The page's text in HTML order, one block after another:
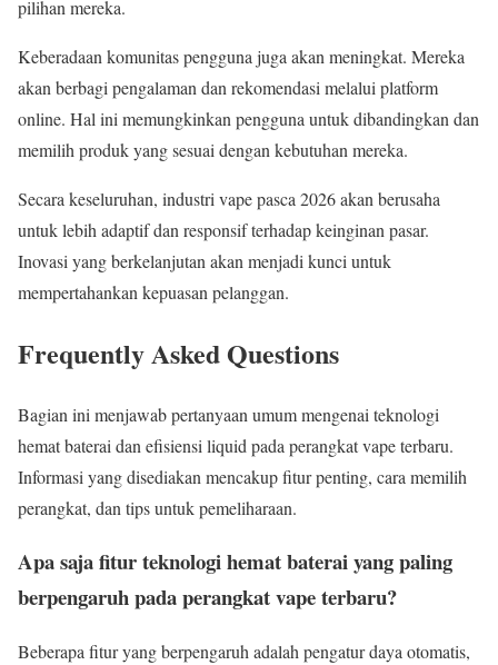
pilihan mereka.
Keberadaan komunitas pengguna juga akan meningkat. Mereka
akan berbagi pengalaman dan rekomendasi melalui platform
online. Hal ini memungkinkan pengguna untuk dibandingkan dan
memilih produk yang sesuai dengan kebutuhan mereka.
Secara keseluruhan, industri vape pasca 2026 akan berusaha
untuk lebih adaptif dan responsif terhadap keinginan pasar.
Inovasi yang berkelanjutan akan menjadi kunci untuk
mempertahankan kepuasan pelanggan.
Frequently Asked Questions
Bagian ini menjawab pertanyaan umum mengenai teknologi
hemat baterai dan efisiensi liquid pada perangkat vape terbaru.
Informasi yang disediakan mencakup fitur penting, cara memilih
perangkat, dan tips untuk pemeliharaan.
Apa saja fitur teknologi hemat baterai yang paling
berpengaruh pada perangkat vape terbaru?
Beberapa fitur yang berpengaruh adalah pengatur daya otomatis,